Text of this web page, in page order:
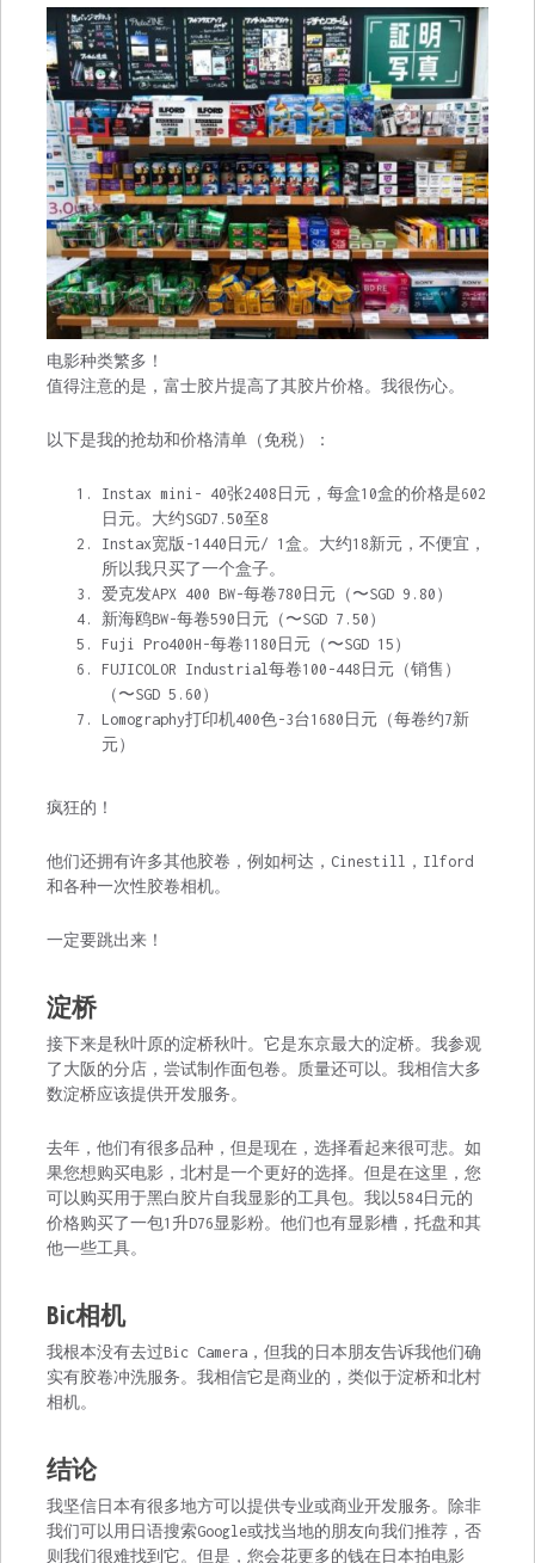
电影种类繁多！
值得注意的是，富士胶片提高了其胶片价格。我很伤心。
以下是我的抢劫和价格清单（免税）：
Instax mini- 40张2408日元，每盒10盒的价格是602
日元。大约SGD7.50至8
Instax宽版-1440日元/ 1盒。大约18新元，不便宜，
所以我只买了一个盒子。
爱克发APX 400 BW-每卷780日元（〜SGD 9.80）
新海鸥BW-每卷590日元（〜SGD 7.50）
Fuji Pro400H-每卷1180日元（〜SGD 15）
FUJICOLOR Industrial每卷100-448日元（销售）
（〜SGD 5.60）
Lomography打印机400色-3台1680日元（每卷约7新
元）
疯狂的！
他们还拥有许多其他胶卷，例如柯达，Cinestill，Ilford
和各种一次性胶卷相机。
一定要跳出来！
淀桥
接下来是秋叶原的淀桥秋叶。它是东京最大的淀桥。我参观
了大阪的分店，尝试制作面包卷。质量还可以。我相信大多
数淀桥应该提供开发服务。
去年，他们有很多品种，但是现在，选择看起来很可悲。如
果您想购买电影，北村是一个更好的选择。但是在这里，您
可以购买用于黑白胶片自我显影的工具包。我以584日元的
价格购买了一包1升D76显影粉。他们也有显影槽，托盘和其
他一些工具。
Bic相机
我根本没有去过Bic Camera，但我的日本朋友告诉我他们确
实有胶卷冲洗服务。我相信它是商业的，类似于淀桥和北村
相机。
结论
我坚信日本有很多地方可以提供专业或商业开发服务。除非
我们可以用日语搜索Google或找当地的朋友向我们推荐，否
则我们很难找到它。但是，您会花更多的钱在日本拍电影